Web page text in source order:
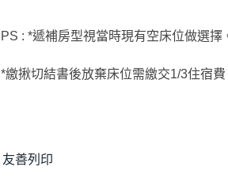
PS : *遞補房型視當時現有空床位做選擇
*繳揪切結書後放棄床位需繳交1/3住宿費
友善列印